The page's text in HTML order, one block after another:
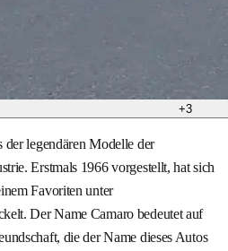
+3
legendären Modelle der
Erstmals 1966 vorgestellt, hat sich
Favoriten unter
Der Name Camaro bedeutet auf
die der Name dieses Autos